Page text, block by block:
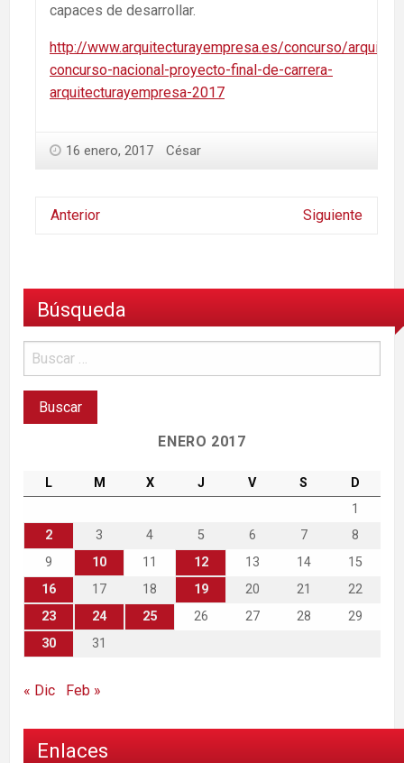
capaces de desarrollar.
http://www.arquitecturayempresa.es/concurso/
concurso-nacional-proyecto-final-de-carrera-
arquitecturayempresa-2017
16 enero, 2017 César
Anterior Siguiente
Búsqueda
ENERO 2017
L M X J V S
D
1
2
3 4 5 6 7
8
9
10 11 12 13 14
15
16
17 18 19 20 21
22
23
24 25 26 27 28
29
30
31
« Dic Feb »
Enlaces